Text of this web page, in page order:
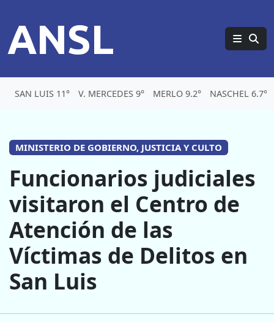
ANSL
SAN LUIS 11° V. MERCEDES 9° MERLO 9.2° NASCHEL 6.7°
MINISTERIO DE GOBIERNO, JUSTICIA Y CULTO
Funcionarios judiciales
visitaron el Centro de
Atención de las
Víctimas de Delitos en
San Luis